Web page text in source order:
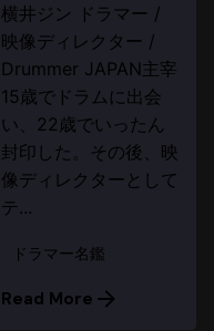
横井ジン ドラマー /
映像ディレクター /
Drummer JAPAN主宰
15歳でドラムに出会
い、22歳でいったん
封印した。その後、映
像ディレクターとして
テ...
ドラマー名鑑
Read More